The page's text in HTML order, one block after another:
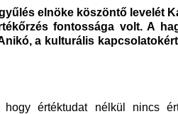
elnöke köszöntő levelét
fontossága volt. A
a kulturális
értéktudat nélkül nincs